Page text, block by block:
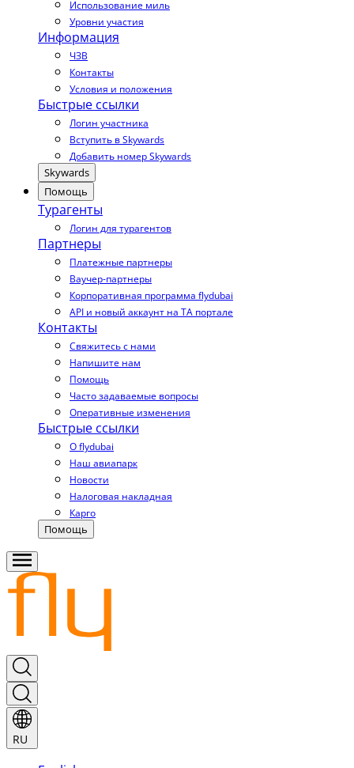
Использование миль
Уровни участия
Информация
ЧЗВ
Контакты
Условия и положения
Быстрые ссылки
Логин участника
Вступить в Skywards
Добавить номер Skywards
Skywards
Помощь
Турагенты
Логин для турагентов
Партнеры
Платежные партнеры
Ваучер-партнеры
Корпоративная программа flydubai
API и новый аккаунт на TA портале
Контакты
Свяжитесь с нами
Напишите нам
Помощь
Часто задаваемые вопросы
Оперативные изменения
Быстрые ссылки
О flydubai
Наш авиапарк
Новости
Налоговая накладная
Карго
Помощь
RU